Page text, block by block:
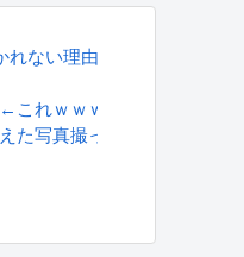
ない理由ｗｗｗｗ
これｗｗｗ
た写真撮ってたと思う」